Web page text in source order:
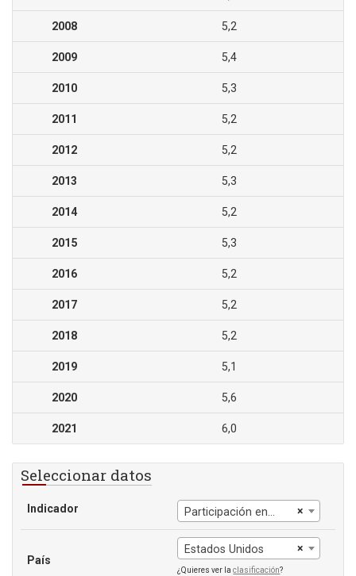
2008 5,2
2009 5,4
2010 5,3
2011 5,2
2012 5,2
2013 5,3
2014 5,2
2015 5,3
2016 5,2
2017 5,2
2018 5,2
2019 5,1
2020 5,6
2021 6,0
Seleccionar datos
Indicador ×
Participación en el ingreso del 20% más pobre
País
×
Estados Unidos
¿Quieres ver laclasificación?